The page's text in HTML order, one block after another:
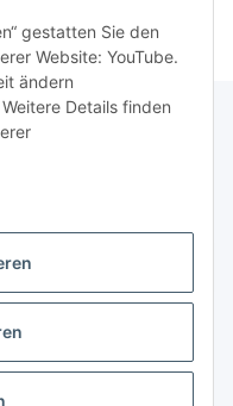
gestatten Sie den
Website: YouTube.
ändern
Details finden